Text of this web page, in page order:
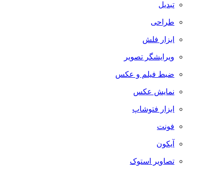
تبدیل
طراحی
ابزار فلش
ویرایشگر تصویر
ضبط فيلم و عكس
نمایش عکس
ابزار فتوشاپ
فونت
آیکون
تصاویر استوک